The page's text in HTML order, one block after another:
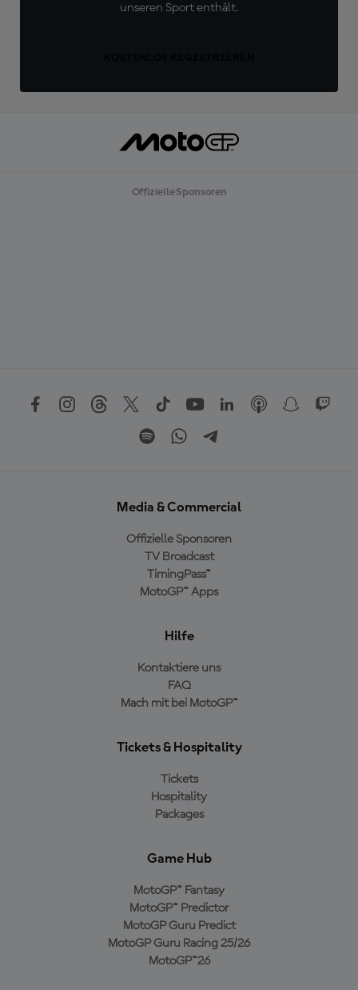
unseren Sport enthält.
Offizielle Sponsoren
Media & Commercial
Offizielle Sponsoren
TV Broadcast
TimingPass™
MotoGP™ Apps
Hilfe
Kontaktiere uns
FAQ
Mach mit bei MotoGP™
Tickets & Hospitality
Tickets
Hospitality
Packages
Game Hub
MotoGP™ Fantasy
MotoGP™ Predictor
MotoGP Guru Predict
MotoGP Guru Racing 25/26
MotoGP™26